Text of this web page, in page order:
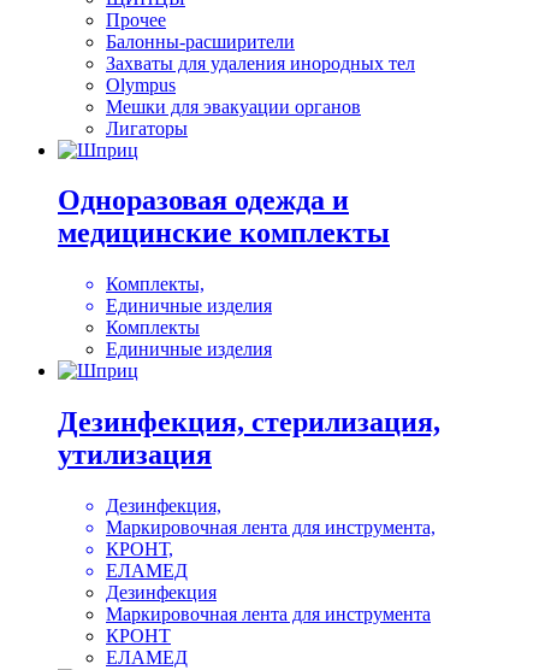
Прочее
Балонны-расширители
Захваты для удаления инородных тел
Olympus
Мешки для эвакуации органов
Лигаторы
Одноразовая одежда и
медицинские комплекты
Комплекты,
Единичные изделия
Комплекты
Единичные изделия
Дезинфекция, стерилизация,
утилизация
Дезинфекция,
Маркировочная лента для инструмента,
КРОНТ,
ЕЛАМЕД
Дезинфекция
Маркировочная лента для инструмента
КРОНТ
ЕЛАМЕД